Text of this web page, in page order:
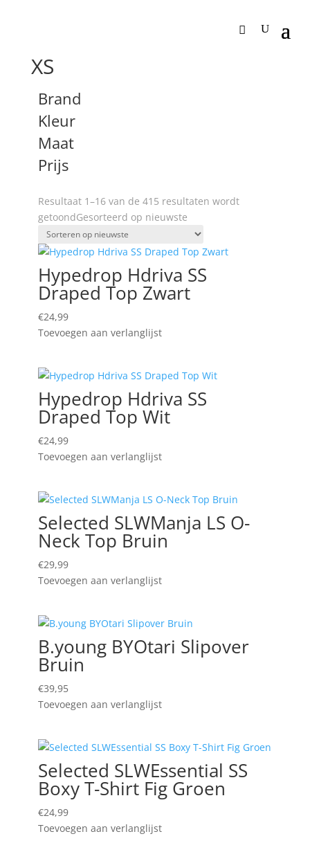
XS
Brand
Kleur
Maat
Prijs
Resultaat 1–16 van de 415 resultaten wordt
getoondGesorteerd op nieuwste
Hypedrop Hdriva SS
Draped Top Zwart
€24,99
Toevoegen aan verlanglijst
Hypedrop Hdriva SS
Draped Top Wit
€24,99
Toevoegen aan verlanglijst
Selected SLWManja LS O-
Neck Top Bruin
€29,99
Toevoegen aan verlanglijst
B.young BYOtari Slipover
Bruin
€39,95
Toevoegen aan verlanglijst
Selected SLWEssential SS
Boxy T-Shirt Fig Groen
€24,99
Toevoegen aan verlanglijst